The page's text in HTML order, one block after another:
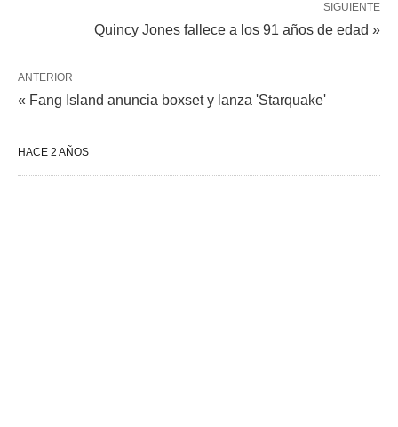
SIGUIENTE
Quincy Jones fallece a los 91 años de edad »
ANTERIOR
« Fang Island anuncia boxset y lanza 'Starquake'
HACE 2 AÑOS